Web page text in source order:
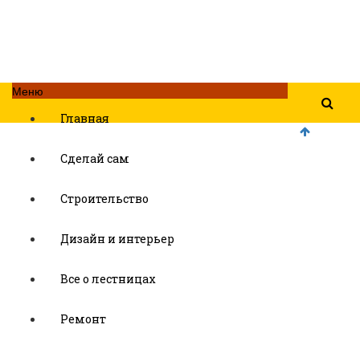
Меню
Главная
Сделай сам
Строительство
Дизайн и интерьер
Все о лестницах
Ремонт